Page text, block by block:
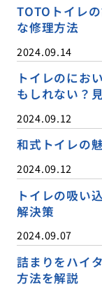
TOTOトイレ
な修理方法
2024.09.14
トイレのにお
もしれない？
2024.09.12
和式トイレの
2024.09.12
トイレの吸い
解決策
2024.09.07
詰まりをハイ
方法を解説